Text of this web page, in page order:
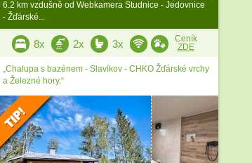
6.2 km vzdušně od Webkamera Studnice - Jedovnice
- Žďárské...
8x 2x 3x
Ceník
ZDE
„Chalupa s bazénem - Slavíkov - CHKO Žďárské vrchy
a Železné hory.“